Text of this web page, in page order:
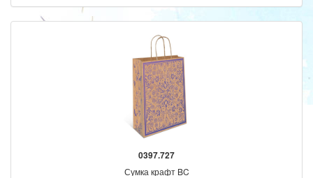
0397.727
Сумка крафт BC